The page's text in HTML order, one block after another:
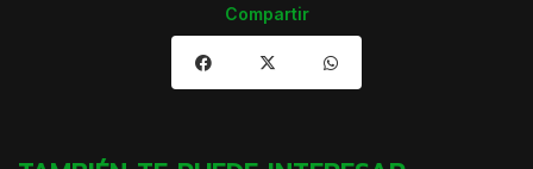
Compartir